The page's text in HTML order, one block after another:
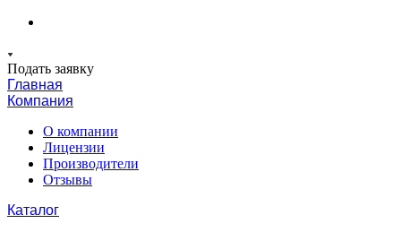
Подать заявку
Главная
Компания
О компании
Лицензии
Производители
Отзывы
Каталог